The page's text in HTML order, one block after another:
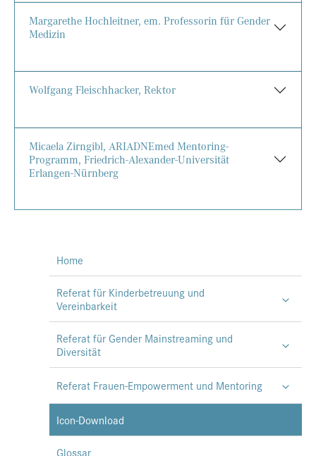
Margarethe Hochleitner, em. Professorin für Gender
Medizin
Wolfgang Fleischhacker, Rektor
Micaela Zirngibl, ARIADNEmed Mentoring-
Programm, Friedrich-Alexander-Universität
Erlangen-Nürnberg
Home
Referat für Kinderbetreuung und
Vereinbarkeit
Referat für Gender Mainstreaming und
Diversität
Referat Frauen-Empowerment und Mentoring
Icon-Download
Glossar